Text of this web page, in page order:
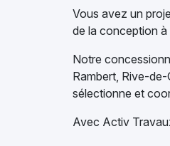
Vous avez un
de la conception
Notre
Rambert, Rive-
sélectionne et
Avec Activ